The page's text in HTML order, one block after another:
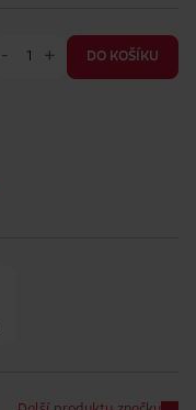
- + DO KOŠÍKU